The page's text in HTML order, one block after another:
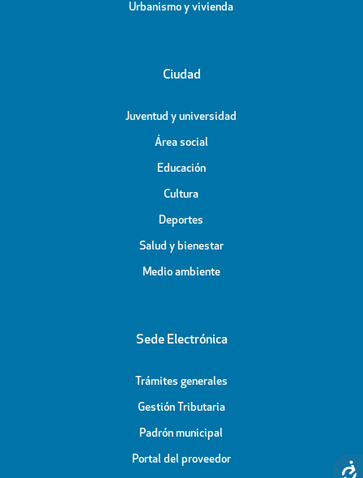
Urbanismo y vivienda
Ciudad
Juventud y universidad
Área social
Educación
Cultura
Deportes
Salud y bienestar
Medio ambiente
Sede Electrónica
Trámites generales
Gestión Tributaria
Padrón municipal
Portal del proveedor